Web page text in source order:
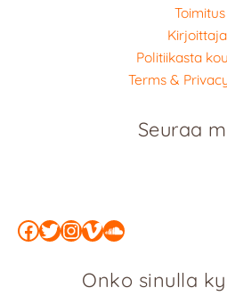
Toimitus
Politiikasta
Terms &
Seuraa
Facebook
Twitter
Instagram
Vimeo
SoundCloud
Onko sinulla